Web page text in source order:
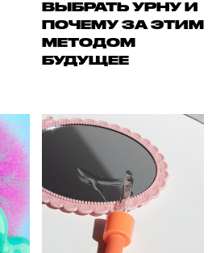
ВЫБРАТЬ УРНУ И
ПОЧЕМУ ЗА ЭТИМ
МЕТОДОМ
БУДУЩЕЕ